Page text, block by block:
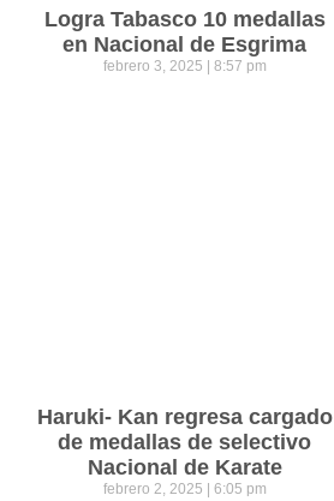
Logra Tabasco 10 medallas
en Nacional de Esgrima
febrero 3, 2025 8:57 pm
Haruki- Kan regresa cargado
de medallas de selectivo
Nacional de Karate
febrero 2, 2025 6:05 pm